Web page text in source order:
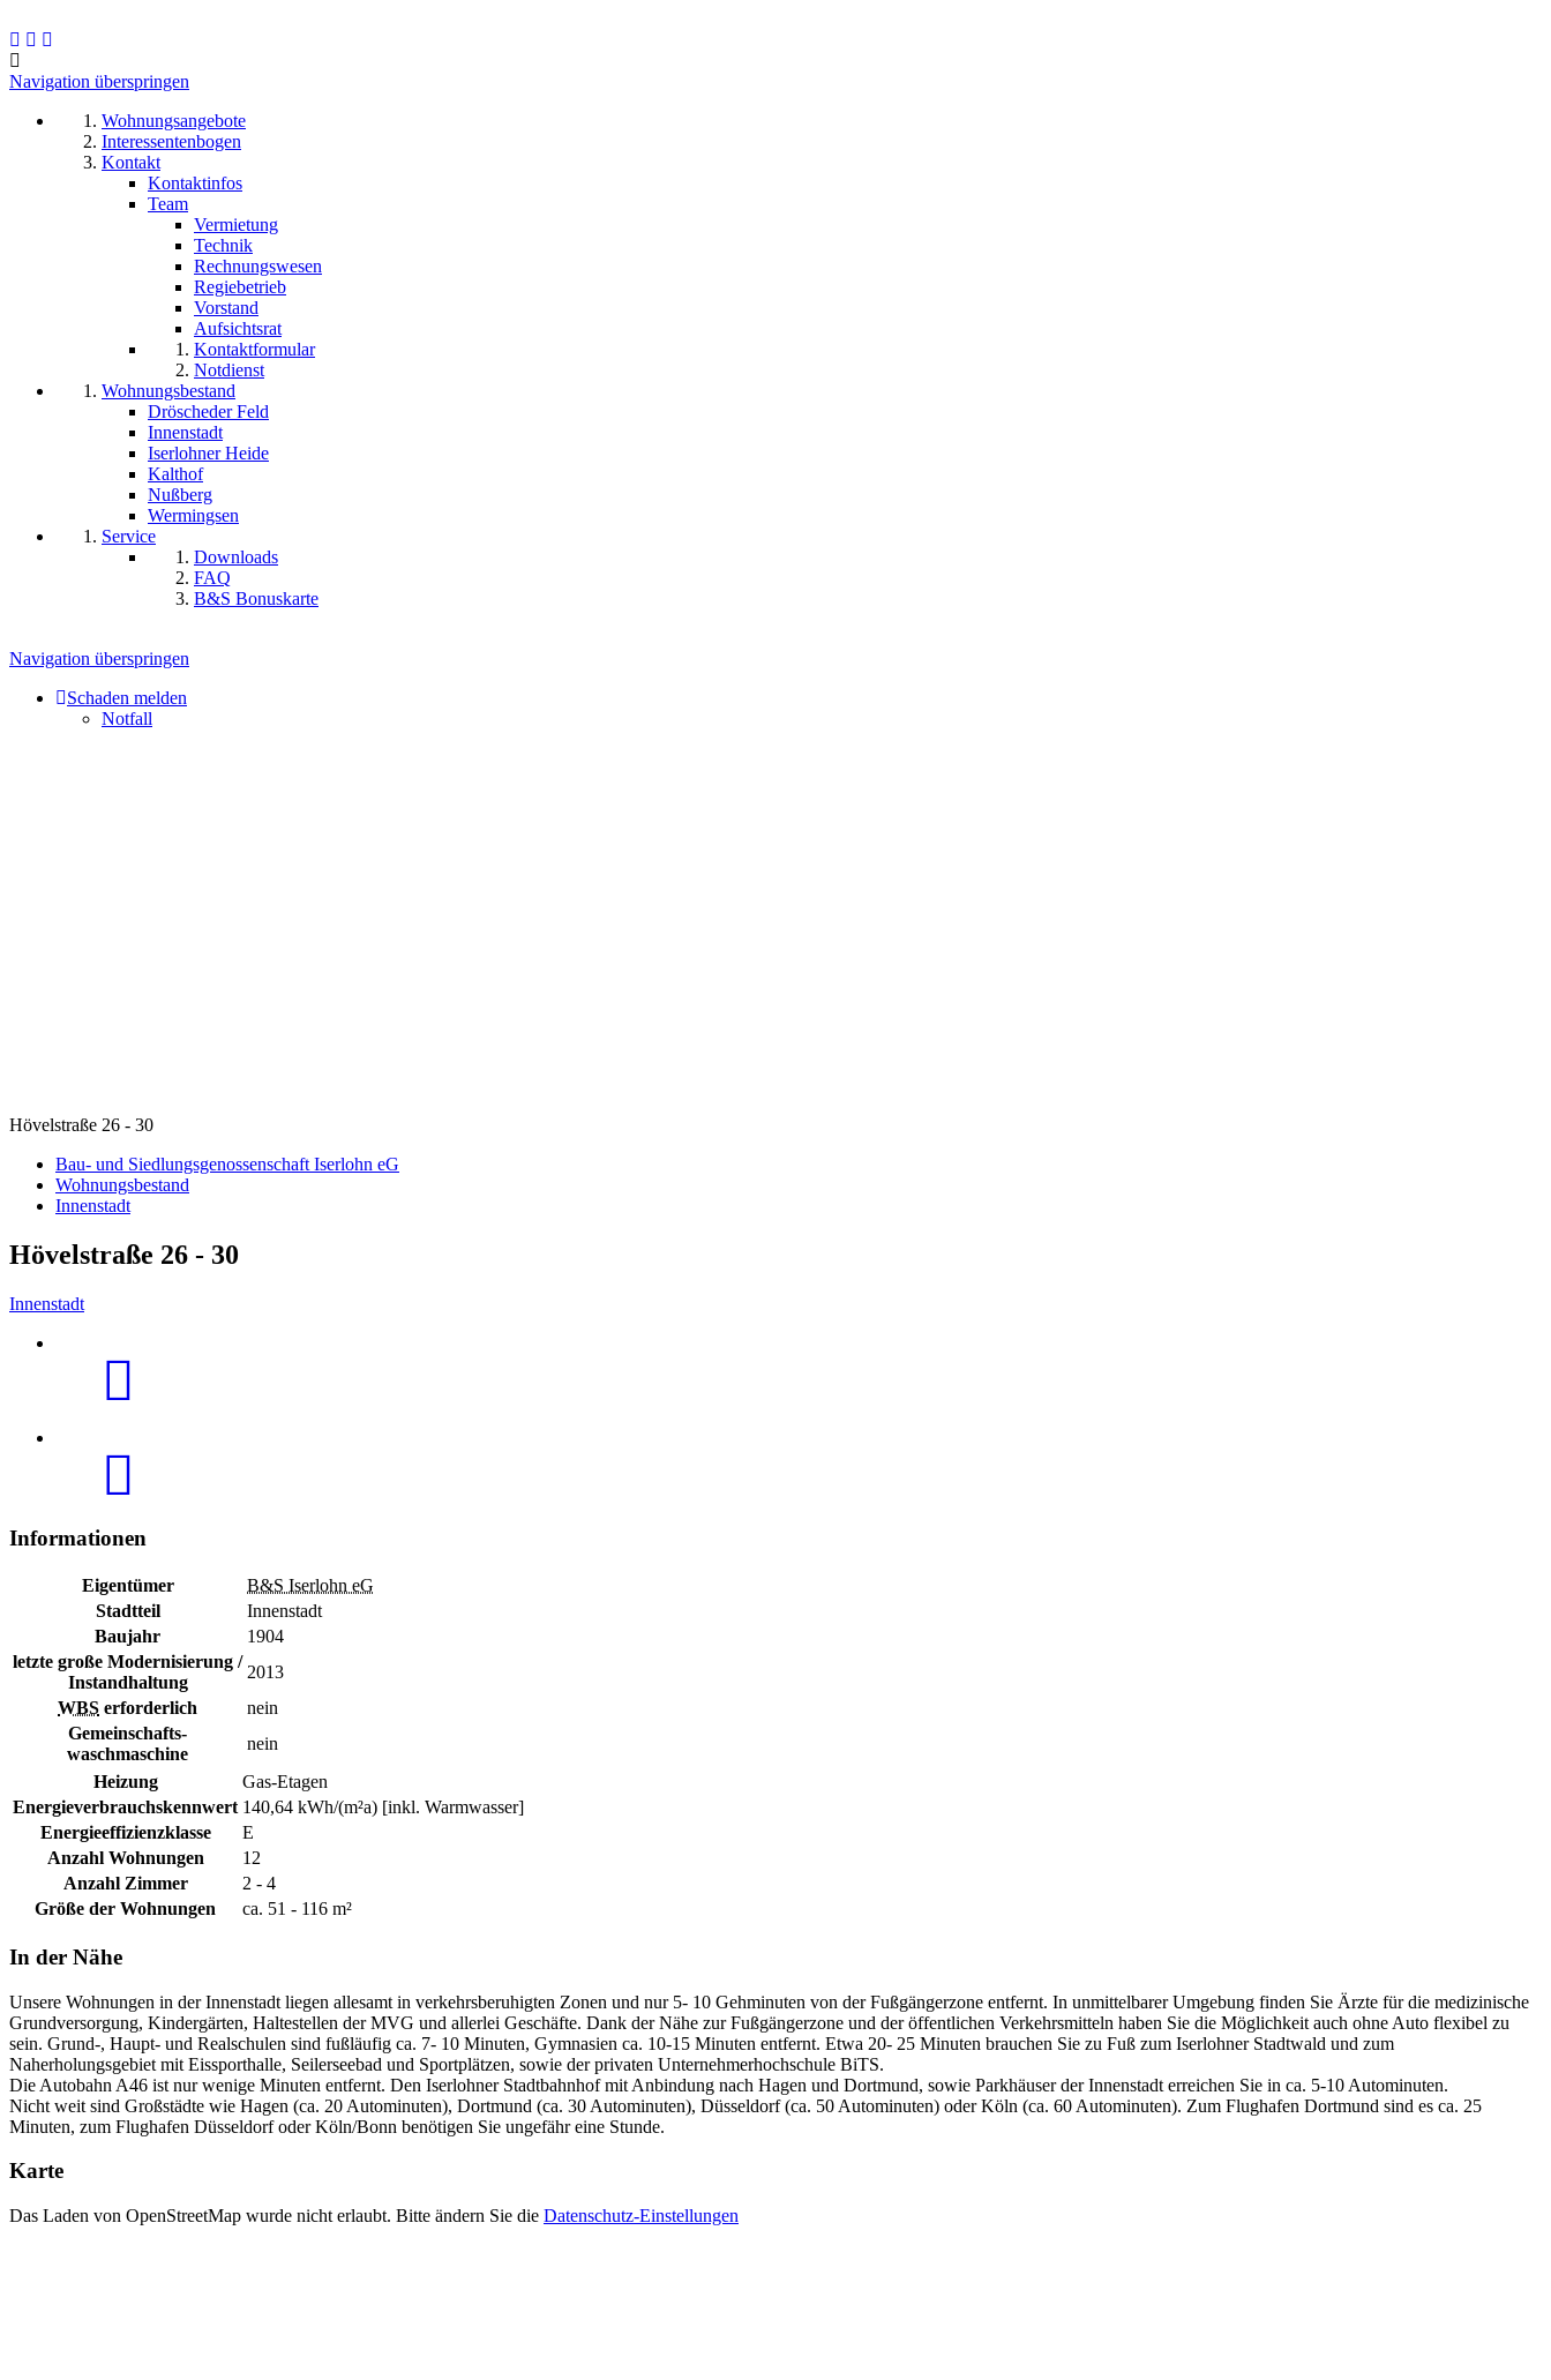
Navigation überspringen
Wohnungsangebote
Interessentenbogen
Kontakt
Kontaktinfos
Team
Vermietung
Technik
Rechnungswesen
Regiebetrieb
Vorstand
Aufsichtsrat
Kontaktformular
Notdienst
Wohnungsbestand
Dröscheder Feld
Innenstadt
Iserlohner Heide
Kalthof
Nußberg
Wermingsen
Service
Downloads
FAQ
B&S Bonuskarte
Navigation überspringen
Schaden melden
Notfall
Hövelstraße 26 - 30
Bau- und Siedlungsgenossenschaft Iserlohn eG
Wohnungsbestand
Innenstadt
Hövelstraße 26 - 30
Innenstadt
Informationen
Eigentümer
B&S Iserlohn eG
Stadtteil
Innenstadt
Baujahr
1904
letzte große Modernisierung /
Instandhaltung
2013
WBS erforderlich
nein
Gemeinschafts-
waschmaschine
nein
Heizung
Gas-Etagen
Energieverbrauchskennwert 140,64 kWh/(m²a) [inkl. Warmwasser]
Energieeffizienzklasse
E
Anzahl Wohnungen
12
Anzahl Zimmer
2 - 4
Größe der Wohnungen
ca. 51 - 116 m²
In der Nähe
Unsere Wohnungen in der Innenstadt liegen allesamt in verkehrsberuhigten Zonen und nur 5- 10 Gehminuten von der Fußgängerzone entfernt. In unmittelbarer Umgebung finden Sie Ärzte für die medizinische
Grundversorgung, Kindergärten, Haltestellen der MVG und allerlei Geschäfte. Dank der Nähe zur Fußgängerzone und der öffentlichen Verkehrsmitteln haben Sie die Möglichkeit auch ohne Auto flexibel zu
sein. Grund-, Haupt- und Realschulen sind fußläufig ca. 7- 10 Minuten, Gymnasien ca. 10-15 Minuten entfernt. Etwa 20- 25 Minuten brauchen Sie zu Fuß zum Iserlohner Stadtwald und zum
Naherholungsgebiet mit Eissporthalle, Seilerseebad und Sportplätzen, sowie der privaten Unternehmerhochschule BiTS.
Die Autobahn A46 ist nur wenige Minuten entfernt. Den Iserlohner Stadtbahnhof mit Anbindung nach Hagen und Dortmund, sowie Parkhäuser der Innenstadt erreichen Sie in ca. 5-10 Autominuten.
Nicht weit sind Großstädte wie Hagen (ca. 20 Autominuten), Dortmund (ca. 30 Autominuten), Düsseldorf (ca. 50 Autominuten) oder Köln (ca. 60 Autominuten). Zum Flughafen Dortmund sind es ca. 25
Minuten, zum Flughafen Düsseldorf oder Köln/Bonn benötigen Sie ungefähr eine Stunde.
Karte
Das Laden von OpenStreetMap wurde nicht erlaubt. Bitte ändern Sie die Datenschutz-Einstellungen